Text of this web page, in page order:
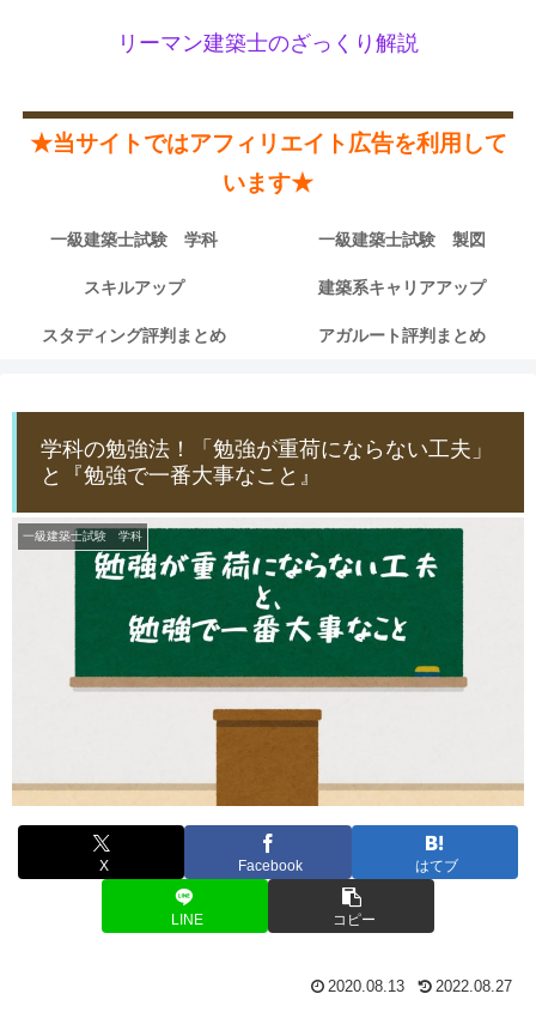
リーマン建築士のざっくり解説
★当サイトではアフィリエイト広告を利用して
います★
一級建築士試験 学科 一級建築士試験 製図
スキルアップ 建築系キャリアアップ
スタディング評判まとめ アガルート評判まとめ
学科の勉強法！「勉強が重荷にならない工夫」
と『勉強で一番大事なこと』
一級建築士試験 学科
X Facebook はてブ
LINE コピー
2020.08.13 2022.08.27